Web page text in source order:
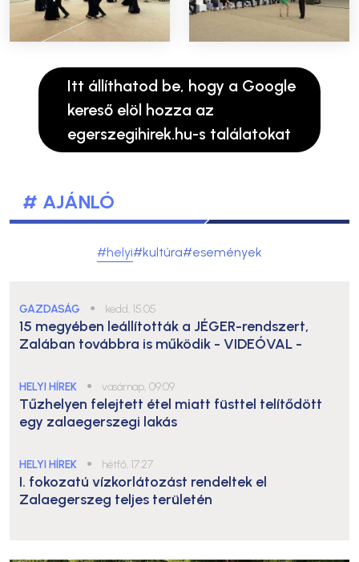
Itt állíthatod be, hogy a Google
kereső elöl hozza az
egerszegihirek.hu-s találatokat
# AJÁNLÓ
#helyi#kultúra#események
GAZDASÁG ● kedd, 15:05
15 megyében leállították a JÉGER-rendszert,
Zalában továbbra is működik - VIDEÓVAL -
HELYI HÍREK ● vasárnap, 09:09
Tűzhelyen felejtett étel miatt füsttel telítődött
egy zalaegerszegi lakás
HELYI HÍREK ● hétfő, 17:27
I. fokozatú vízkorlátozást rendeltek el
Zalaegerszeg teljes területén